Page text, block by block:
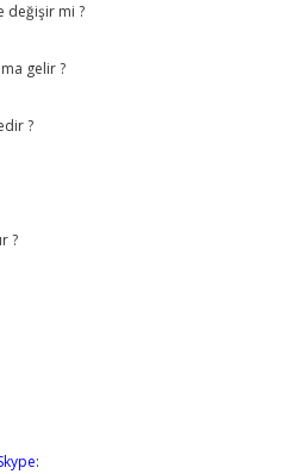
değişir mi ?
gelir ?
?
?